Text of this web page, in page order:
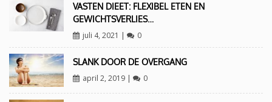
VASTEN DIEET: FLEXIBEL ETEN EN
GEWICHTSVERLIES…
juli 4, 2021 | 0
SLANK DOOR DE OVERGANG
april 2, 2019| 0